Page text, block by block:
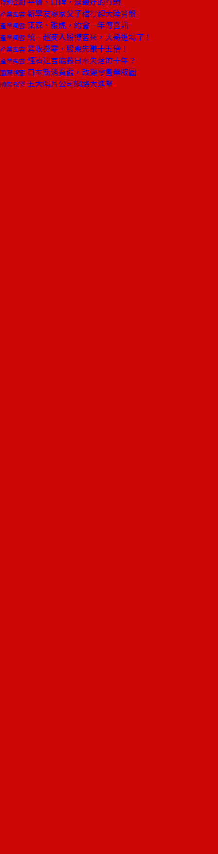
特別企劃
產業風雲 新學友廖家父子檔打起大陸算盤
產業風雲 東森、雅虎，約會一年傳喜訊
產業風雲 統一超商入股博客來，大哥進場了！
產業風雲 營收掛零，股東先賺十五倍！
產業風雲 經濟建言能救日本失落的十年？
國際視窗 日本新消費觀，改變零售業版圖
國際視窗 五大唱片公司網路大進擊